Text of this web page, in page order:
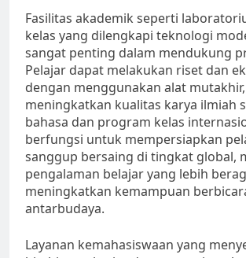
Fasilitas akademik seperti
kelas yang dilengkapi teknologi
sangat penting dalam mendukung
Pelajar dapat melakukan riset dan
dengan menggunakan alat
meningkatkan kualitas karya ilmiah
bahasa dan program kelas
berfungsi untuk mempersiapkan
sanggup bersaing di tingkat global,
pengalaman belajar yang lebih
meningkatkan kemampuan
antarbudaya.
Layanan kemahasiswaan yang